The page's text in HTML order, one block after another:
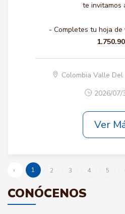
te invitamos
- Completes tu hoja de
Colombia Valle Del
2026/07/
Ver
‹ 1 2 3 4 5
CONÓCENOS